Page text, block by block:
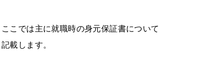
ここでは主に就職時の身元保証書について
記載します。